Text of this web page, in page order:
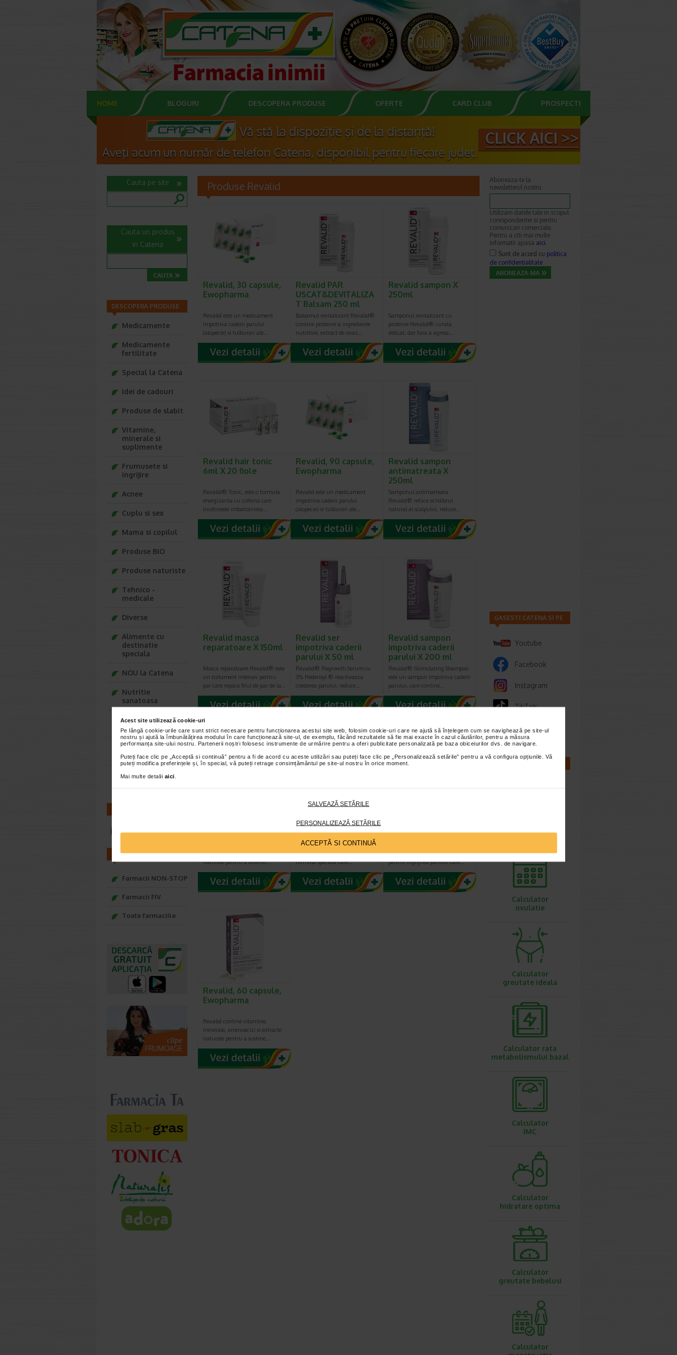
Acest site utilizează cookie-uri
Pe lângă cookie-urile care sunt strict necesare pentru funcționarea acestui site web, folosim cookie-uri care ne ajută să înțelegem cum se navighează pe site-ul
nostru și ajută la îmbunătățirea modului în care funcționează site-ul, de exemplu, făcând rezultatele să fie mai exacte în cazul căutărilor, pentru a măsura
performanța site-ului nostru. Partenerii noștri folosesc instrumente de urmărire pentru a oferi publicitate personalizată pe baza obiceiurilor dvs. de navigare.
Puteți face clic pe „Acceptă si continuă” pentru a fi de acord cu aceste utilizări sau puteți face clic pe „Personalizează setările” pentru a vă configura opțiunile. Vă
puteți modifica preferințele și, în special, vă puteți retrage consimțământul pe site-ul nostru în orice moment.
Mai multe detalii aici
SALVEAZĂ SETĂRILE
PERSONALIZEAZĂ SETĂRILE
ACCEPTĂ SI CONTINUĂ
HOME BLOGURI DESCOPERA PRODUSE OFERTE CARD CLUB PROSPECTE
Produse Revalid
Revalid, 30 capsule,
Ewopharma
Revalid este un medicament
impotriva caderii parului
(alopecie) si tulburari ale…
Revalid PAR
USCAT&DEVITALIZA
T Balsam 250 ml
Balsamul revitalizant Revalid®
contine proteine si ingrediente
nutritive, extract de ovaz…
Revalid sampon X
250ml
Samponul revitalizant cu
proteine Revalid® curata
delicat, dar fara a agresa…
Revalid hair tonic
6ml X 20 fiole
Revalid® Tonic, este o formula
energizanta cu cofeina care
incetineste imbatranirea…
Revalid, 90 capsule,
Ewopharma
Revalid este un medicament
impotriva caderii parului
(alopecie) si tulburari ale…
Revalid sampon
antimatreata X
250ml
Samponul antimatreata
Revalid® reface echilibrul
natural al scalpului, reduce…
Revalid masca
reparatoare X 150ml
Masca reparatoare Revalid® este
un tratament intensiv pentru
par care repara firul de par de la…
Revalid ser
impotriva caderii
parului X 50 ml
Revalid® Regrowth Serum cu
3% Redensyl ® reactiveaza
cresterea parului, reduce…
Revalid sampon
impotriva caderii
parului X 200 ml
Revalid® Stimulating Shampoo
este un sampon impotriva caderii
parului, care contine…
capsule, Ewopharma
minerale, aminoacizi si extracte
naturale pentru a sustine…
Fluid X 100ml
Fluidul anti-imbatranire pentru
par Revalid este un produs cu o
formula speciala care…
Revalid este un produs inovator
pentru ingrijirea parului care…
Revalid, 60 capsule,
Ewopharma
Revalid contine vitamine,
minerale, aminoacizi si extracte
naturale pentru a sustine…
Cauta pe site
Cauta un produs
in Catena
DESCOPERA PRODUSE
Medicamente
Medicamente
fertilitate
Special la Catena
Idei de cadouri
Produse de slabit
Vitamine,
minerale si
suplimente
Frumusete si
ingrijire
Acnee
Cuplu si sex
Mama si copilul
Produse BIO
Produse naturiste
Tehnico -
medicale
Diverse
Alimente cu
destinatie
speciala
NOU la Catena
Nutritie
sanatoasa
Ce Oftapic ti se
potriveste
Adora – Adorabili
din prima clipa
Seturi cadou
infoline@catena.ro
FARMACII
Farmacii NON-STOP
Farmacii FIV
Toate farmaciile
Aboneaza-te la
newsletterul nostru
Utilizam datele tale in scopul
corespondentei si pentru
comunicari comerciale.
Pentru a citi mai multe
informatii apasa aici.
Sunt de acord cu politica
de confidentialitate
GASESTI CATENA SI PE
Youtube
Facebook
Instagram
TikTok
Whatsapp
sarcina
Calculator
ovulatie
Calculator
greutate ideala
Calculator rata
metabolismului bazal
Calculator
IMC
Calculator
hidratare optima
Calculator
greutate bebelusi
Calculator